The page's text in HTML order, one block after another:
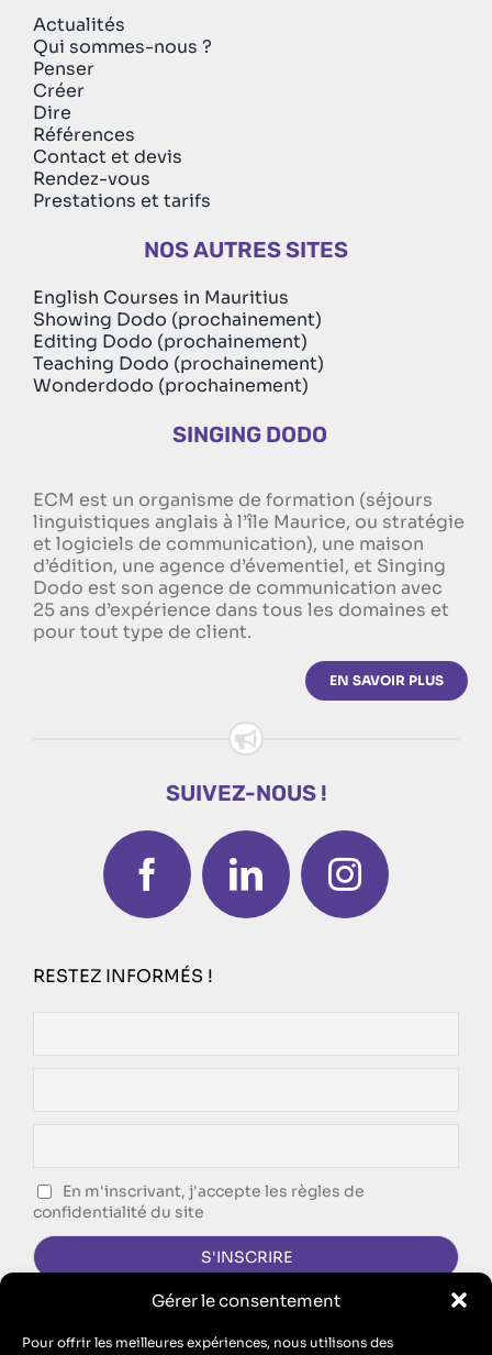
Gérer le consentement
Pour offrir les meilleures expériences, nous utilisons des
Actualités
Qui sommes-nous ?
Penser
Créer
Dire
Références
Contact et devis
Rendez-vous
Prestations et tarifs
NOS AUTRES SITES
English Courses in Mauritius
Showing Dodo (prochainement)
Editing Dodo (prochainement)
Teaching Dodo (prochainement)
Wonderdodo (prochainement)
SINGING DODO
ECM est un organisme de formation (séjours
linguistiques anglais à l’île Maurice, ou stratégie
et logiciels de communication), une maison
d’édition, une agence d’évementiel, et Singing
Dodo est son agence de communication avec
25 ans d’expérience dans tous les domaines et
pour tout type de client.
EN SAVOIR PLUS
SUIVEZ-NOUS !
RESTEZ INFORMÉS !
En m'inscrivant, j'accepte les règles de
confidentialité du site
CONTACTEZ-NOUS !